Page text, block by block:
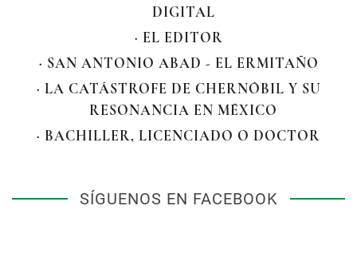
DIGITAL
· EL EDITOR
· SAN ANTONIO ABAD - EL ERMITAÑO
· LA CATÁSTROFE DE CHERNÓBIL Y SU
RESONANCIA EN MÉXICO
· BACHILLER, LICENCIADO O DOCTOR
SÍGUENOS EN FACEBOOK